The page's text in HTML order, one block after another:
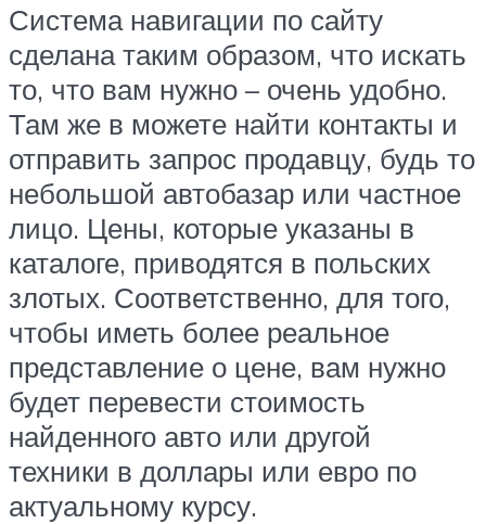
Система навигации по сайту
сделана таким образом, что искать
то, что вам нужно – очень удобно.
Там же в можете найти контакты и
отправить запрос продавцу, будь то
небольшой автобазар или частное
лицо. Цены, которые указаны в
каталоге, приводятся в польских
злотых. Соответственно, для того,
чтобы иметь более реальное
представление о цене, вам нужно
будет перевести стоимость
найденного авто или другой
техники в доллары или евро по
актуальному курсу.